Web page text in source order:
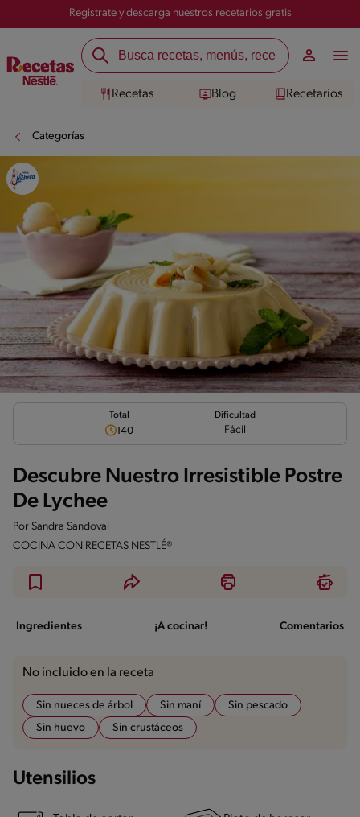
Registrate y descarga nuestros recetarios gratis
Recetas Blog Recetarios
Categorías
Total
140
Dificultad
Fácil
Descubre Nuestro Irresistible Postre
De Lychee
Por Sandra Sandoval
COCINA CON RECETAS NESTLÉ®
Ingredientes ¡A cocinar! Comentarios
No incluido en la receta
Sin nueces de árbol Sin maní
Sin pescado
Sin huevo
Sin crustáceos
Utensilios